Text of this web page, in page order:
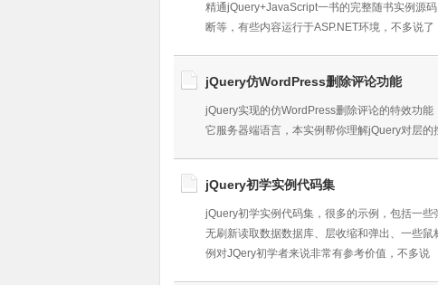
精通jQuery+JavaScript一书的完整随书实例源
断等，有些内容运行于ASP.NET环境，不多说了
jQuery仿WordPress删除评论功能
jQuery实现的仿WordPress删除评论的特效功
它服务器端语言，本实例帮你理解jQuery对层的
jQuery初学实例代码集
jQuery初学实例代码集，很多的示例，包括一些
无刷新读取数据数据库、层收缩和弹出、一些
例对JQery初学者来说非常有参考价值，不多说